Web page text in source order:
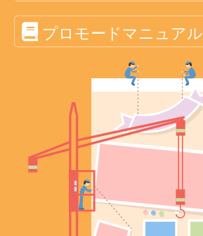
プロモードマニュアル